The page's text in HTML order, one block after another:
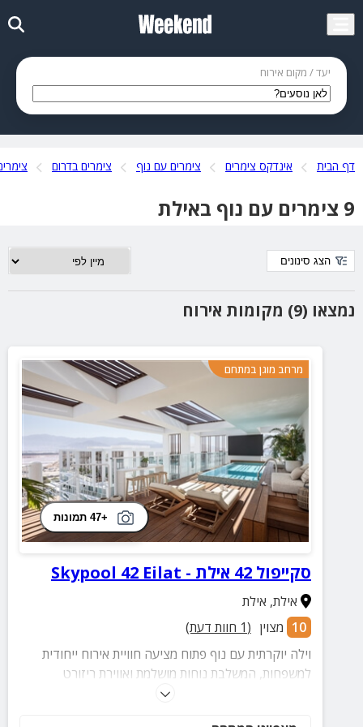
יעד / מקום אירוח
דף הבית אינדקס צימרים צימרים עם נוף צימרים בדרום
9 צימרים עם נוף באילת
נמצאו (9) מקומות אירוח
הצג סינונים
מרחב מוגן במתחם
+47 תמונות
סקייפול 42 אילת - Skypool 42 Eilat
אילת, אילת
10 מצוין (
1 חוות דעת)
וילה יוקרתית עם נוף פתוח מציעה חוויית אירוח ייחודית
למשפחות, המשלבת נוחות מושלמת ואווירת ריזורט
אקסקלוסיבית. ארבעה חדרי שינה מעוצבים בקפידה, כולל